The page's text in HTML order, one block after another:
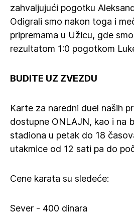
zahvaljujući pogotku
Odigrali smo nakon toga i
pripremama u Užicu, gde
rezultatom 1:0 pogotkom
BUDITE UZ ZVEZDU
Karte za naredni duel naših
dostupne ONLAJN, kao i na
stadiona u petak do 18
utakmice od 12 sati pa do
Cene karata su sledeće:
Sever - 400 dinara